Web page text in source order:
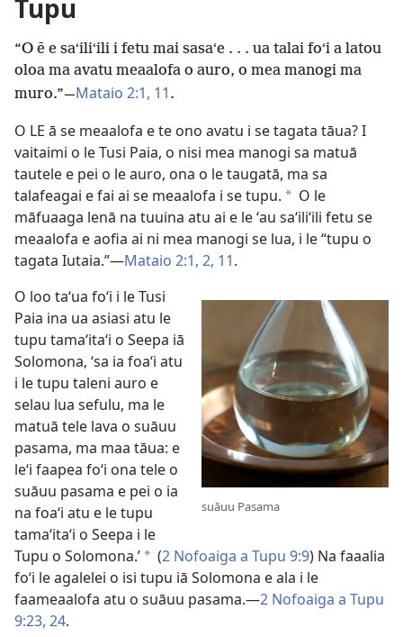
Tupu
“O ē e saʻiliʻili i fetu mai sasaʻe . . . ua talai foʻi a latou
oloa ma avatu meaalofa o auro, o mea manogi ma
muro.”​—Mataio 2:1, 11 .
O LE ā se meaalofa e te ono avatu i se tagata tāua? I
vaitaimi o le Tusi Paia, o nisi mea manogi sa matuā
tautele e pei o le auro, ona o le taugatā, ma sa
talafeagai e fai ai se meaalofa i se tupu. * O le
māfuaaga lenā na tuuina atu ai e le ʻau saʻiliʻili fetu se
meaalofa e aofia ai ni mea manogi se lua, i le “tupu o
tagata Iutaia.”​—Mataio 2:1, 2, 11.
suāuu Pasama
O loo taʻua foʻi i le Tusi
Paia ina ua asiasi atu le
tupu tamaʻitaʻi o Seepa iā
Solomona, ʻsa ia foaʻi atu
i le tupu taleni auro e
selau lua sefulu, ma le
matuā tele lava o suāuu
pasama, ma maa tāua: e
leʻi faapea foʻi ona tele o
suāuu pasama e pei o ia
na foaʻi atu e le tupu
tamaʻitaʻi o Seepa i le
Tupu o Solomona.’ * (2 Nofoaiga a Tupu 9:9) Na faaalia
foʻi le agalelei o isi tupu iā Solomona e ala i le
faameaalofa atu o suāuu pasama.​—2 Nofoaiga a Tupu
9:23, 24.